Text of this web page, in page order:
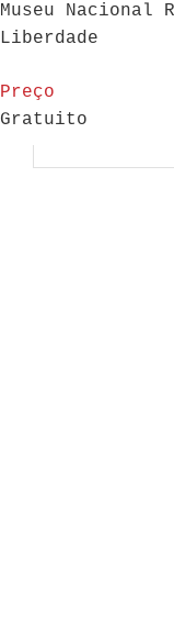
Museu Nacional
Liberdade
Preço
Gratuito